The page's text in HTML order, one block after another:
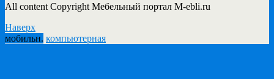
All content Copyright Мебельный портал M-ebli.ru
Наверх
мобильн. компьютерная